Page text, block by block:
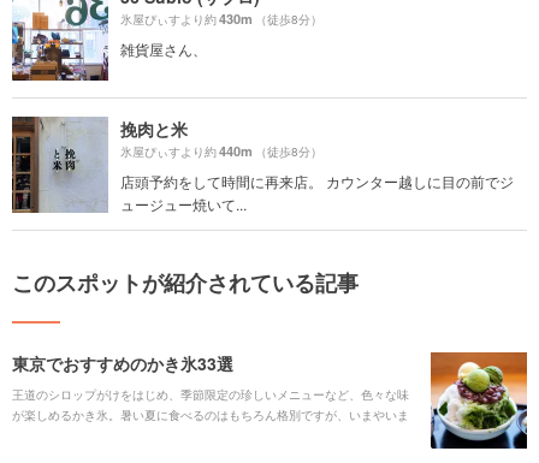
氷屋ぴぃすより約430m （徒歩8分）
雑貨屋さん、
挽肉と米
氷屋ぴぃすより約440m （徒歩8分）
店頭予約をして時間に再来店。 カウンター越しに目の前でジ
ュージュー焼いて...
このスポットが紹介されている記事
東京でおすすめのかき氷33選
王道のシロップがけをはじめ、季節限定の珍しいメニューなど、色々な味
が楽しめるかき氷。暑い夏に食べるのはもちろん格別ですが、いまやいま